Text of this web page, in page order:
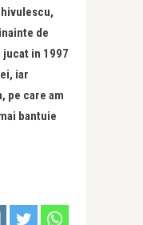
de
in 1997
iar
pe care am
bantuie